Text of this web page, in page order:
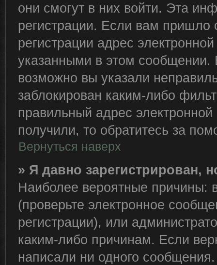
они смогут в них войти. Эта
регистрации. Если вам
регистрации адрес
указанными в этом
возможно вы указали
заблокирован каким-либо
правильный адрес
получили, то обратитесь за
Вернуться наверх
» Я давно зарегистрирован,
Наиболее вероятные причины:
(проверьте электронное
регистрации), или
каким-либо причинам. Если
написали ни одного